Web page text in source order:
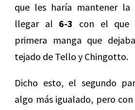
que les haría mantener la
llegar al 6-3 con el que
primera manga que
tejado de Tello y Chingotto.
Dicho esto, el segundo
algo más igualado, pero